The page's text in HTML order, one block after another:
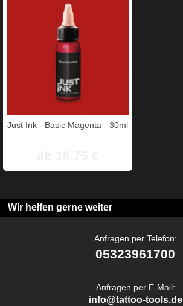
Just Ink - Basic Magenta - 30ml
Wir helfen gerne weiter
Anfragen per Telefon:
05323961700
Anfragen per E-Mail:
info@tattoo-tools.de